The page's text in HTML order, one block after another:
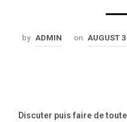
by ADMIN on AUGUST
Discuter puis faire de